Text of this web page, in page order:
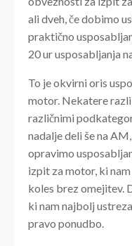
ali dveh, če dobimo
praktično
20 ur usposabljanja
To je okvirni oris
motor. Nekatere
različnimi
nadalje deli še na
opravimo
izpit za motor, ki
koles brez omejitev.
ki nam najbolj
pravo ponudbo.